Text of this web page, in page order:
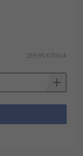
259,95 €/Stück